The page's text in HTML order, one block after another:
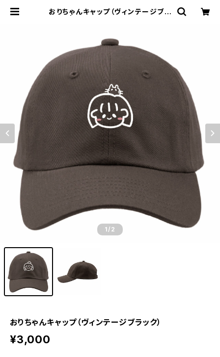
おりちゃんキャップ（ヴィンテージブラ
1/2
おりちゃんキャップ（ヴィンテージブラック）
¥3,000